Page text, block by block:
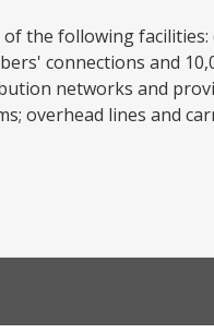
the following
connections and
networks and
overhead lines and